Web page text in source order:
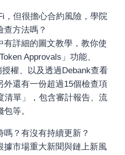
，但很擔心合約風險，學院
查方法嗎？
有詳細的圖文教學，教你使
Approvals」功能、
權、以及透過Debank查看
外還有一份超過15個檢查項
清單」，包含審計報告、流
等。
嗎？有沒有持續更新？
據市場重大新聞與鏈上新風